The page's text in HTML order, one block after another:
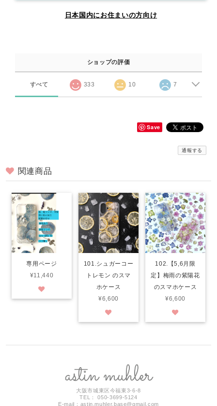
日本国内にお住まいの方向け
ショップの評価
すべて 333 10 7
Save
通報する
関連商品
専用ページ
¥11,440
101.シュガーコー
トレモン のスマ
ホケース
¥6,600
102.【5,6月限
定】梅雨の紫陽花
のスマホケース
¥6,600
大阪市城東区今福東3-6-8
TEL： 050-3699-5124
E-mail： astin.muhler.base@gmail.com